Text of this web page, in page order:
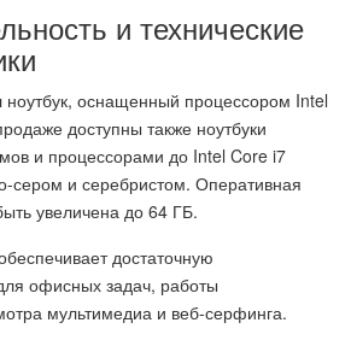
и технические
оснащенный процессором Intel
доступны также ноутбуки
и процессорами до Intel Core i7
сером и серебристом. Оперативная
увеличена до 64 ГБ.
достаточную
офисных задач, работы
мультимедиа и веб-серфинга.